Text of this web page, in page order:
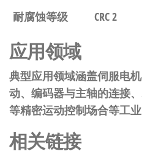
耐腐蚀等级
CRC 2
应用领域
典型应用领域涵盖伺服电
动、编码器与主轴的连接
等精密运动控制场合等工业
相关链接